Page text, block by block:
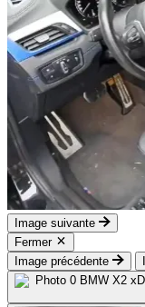
Image suivante
Fermer
Image précédente